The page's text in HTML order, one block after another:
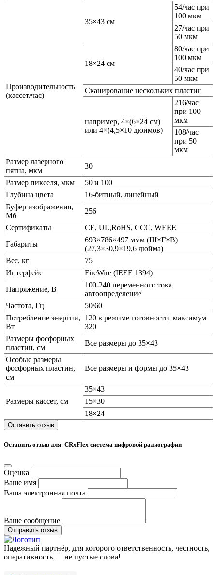
Производительность
(кассет/час)
35×43 см
54/час при
100 мкм
27/час при
50 мкм
18×24 см
80/час при
100 мкм
40/час при
50 мкм
Сканирование нескольких пластин
например, 4×(6×24 см)
или 4×(4,5×10 дюймов)
216/час
при 100
мкм
108/час
при 50
мкм
Размер лазерного
пятна, мкм
30
Размер пикселя, мкм
50 и 100
Глубина цвета
16-битный, линейный
Буфер изображения,
Мб
256
Сертификаты
CE, UL,RoHS, CCC, WEEE
Габариты
693×786×497 ммм (Ш×Г×В)
(27,3×30,9×19,6 дюйма)
Вес, кг
75
Интерфейс
FireWire (IEEE 1394)
Напряжение, В
100-240 переменного тока,
автоопределение
Частота, Гц
50/60
Потребление энергии,
Вт
120 в режиме готовности, максимум
320
Размеры фосфорных
пластин, см
Все размеры до 35×43
Особые размеры
фосфорных пластин,
см
Все размеры и формы до 35×43
Размеры кассет, см
35×43
15×30
18×24
Оставить отзыв
Оставить отзыв для: CRxFlex система цифровой радиографии
Оценка
Ваше имя
Ваша электронная почта
Ваше сообщение
Отправить отзыв
Надежный партнёр, для которого ответственность, честность,
оперативность — не пустые слова!